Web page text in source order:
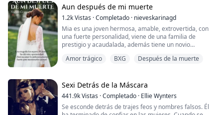
obligaban a abortar al bebé sano.
La noche después de mi tercer aborto espontáneo,
arrastré mi cuerpo debilitado para seguirla hasta la
capilla.
En cuanto empujé esa puerta y la abrí, se me hel...
Aun después de mi muerte
1.2kVistas ·Completado · nieveskarinagd
Mia es una joven hermosa, amable, extrovertida, con
una fuerte personalidad, viene de una familia de
prestigio y acaudalada, además tiene un novio
tener, sin embargo, desde niña tiene la sensación de
Luego de una traición en su propio hogar, decide
tomarse un tiem...
Amor trágico BXG Después de la muerte
Sexi Detrás de la Máscara
441.9kVistas ·Completado · Ellie Wynters
Se esconde detrás de trajes feos y nombres falsos. Él